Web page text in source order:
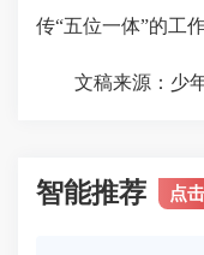
传“五位一体”的工
文稿来源：少年
智能推荐 点